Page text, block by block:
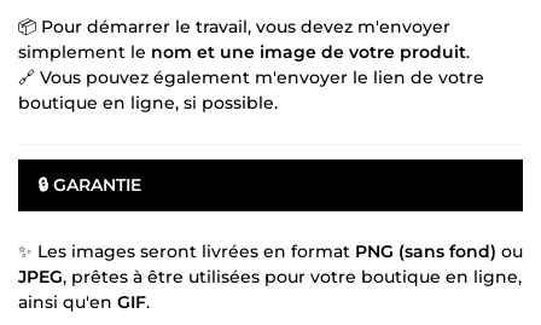
📦 Pour démarrer le travail, vous devez m'envoyer
simplement le nom et une image de votre produit.
🔗 Vous pouvez également m'envoyer le lien de votre
boutique en ligne, si possible.
🔒 GARANTIE
✨ Les images seront livrées en format PNG (sans fond) ou
JPEG, prêtes à être utilisées pour votre boutique en ligne,
ainsi qu'en GIF.